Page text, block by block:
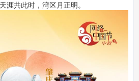
共此时，湾区月正明。